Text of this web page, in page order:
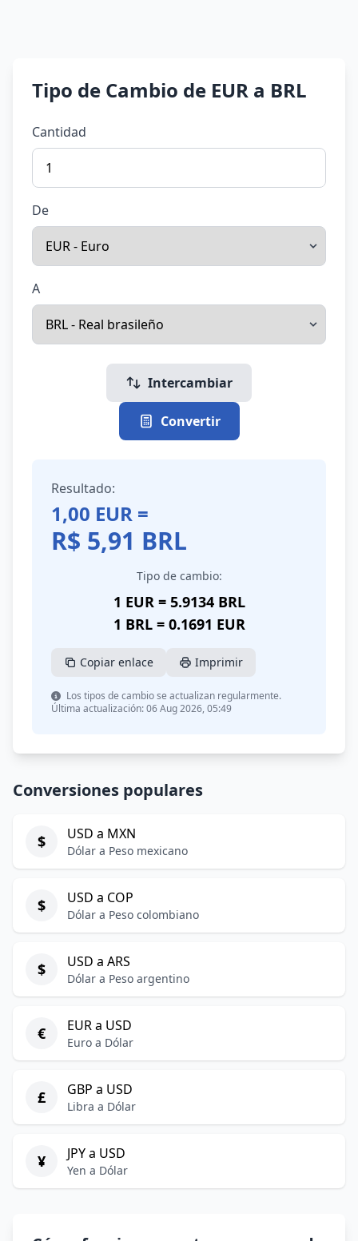
Tipo de Cambio de EUR a BRL
Cantidad
De
A
Intercambiar
Convertir
Resultado:
1,00 EUR =
R$ 5,91 BRL
Tipo de cambio:
1 EUR = 5.9134 BRL
1 BRL = 0.1691 EUR
Copiar enlace Imprimir
Los tipos de cambio se actualizan regularmente.
Última actualización: 06 Aug 2026, 05:49
Conversiones populares
$ USD a MXN
Dólar a Peso mexicano
$ USD a COP
Dólar a Peso colombiano
$ USD a ARS
Dólar a Peso argentino
€ EUR a USD
Euro a Dólar
£ GBP a USD
Libra a Dólar
¥ JPY a USD
Yen a Dólar